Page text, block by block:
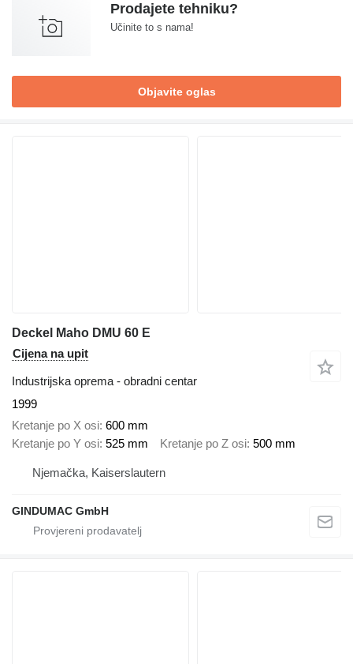
Prodajete tehniku?
Učinite to s nama!
Objavite oglas
Deckel Maho DMU 60 E
Cijena na upit
Industrijska oprema - obradni centar
1999
Kretanje po X osi 600 mm
Kretanje po Y osi 525 mm Kretanje po Z osi 500 mm
Njemačka, Kaiserslautern
GINDUMAC GmbH